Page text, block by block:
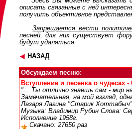
описать связанные с ней
получить объективное
Запрещается вести
песней, для них существует
будут удаляться.
НАЗАД
Обсуждаем песню:
Вступление и песенка о чудесах -
"... Ты отлично знаешь сам - мир
Замечательная, на мой взгляд,
Лазаря Лагина "Старик
Музыка: Владимир Рубин Слова:
Исполнение 1958г.
Скачано: 27650 раз